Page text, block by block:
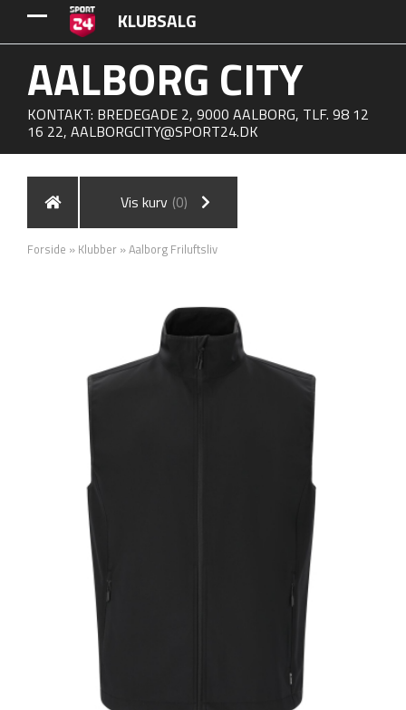
KLUBSALG
AALBORG CITY
KONTAKT: BREDEGADE 2, 9000 AALBORG, TLF. 98 12
16 22, AALBORGCITY@SPORT24.DK
Vis kurv (0)
Forside » Klubber »Aalborg Friluftsliv